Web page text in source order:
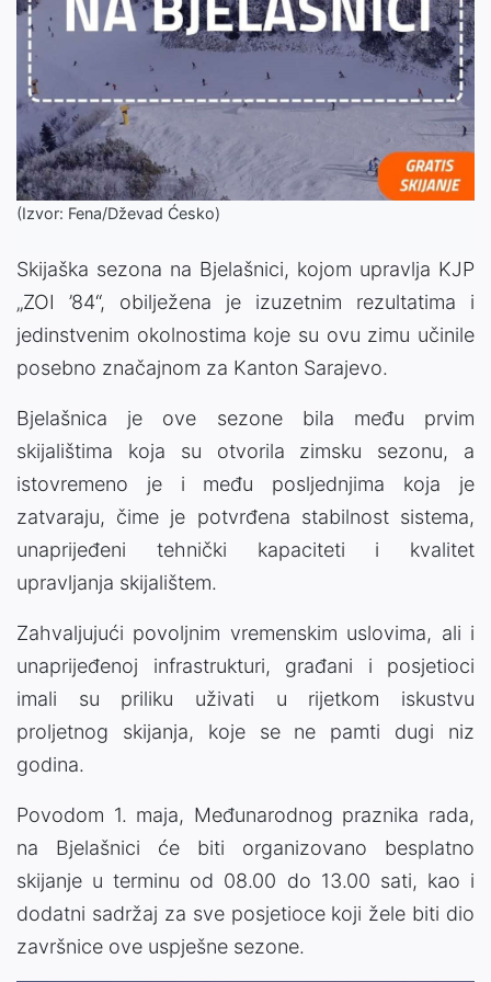
(Izvor: Fena/Dževad Ćesko)
Skijaška sezona na Bjelašnici, kojom upravlja KJP
„ZOI ’84“, obilježena je izuzetnim rezultatima i
jedinstvenim okolnostima koje su ovu zimu učinile
posebno značajnom za Kanton Sarajevo.
Bjelašnica je ove sezone bila među prvim
skijalištima koja su otvorila zimsku sezonu, a
istovremeno je i među posljednjima koja je
zatvaraju, čime je potvrđena stabilnost sistema,
unaprijeđeni tehnički kapaciteti i kvalitet
upravljanja skijalištem.
Zahvaljujući povoljnim vremenskim uslovima, ali i
unaprijeđenoj infrastrukturi, građani i posjetioci
imali su priliku uživati u rijetkom iskustvu
proljetnog skijanja, koje se ne pamti dugi niz
godina.
Povodom 1. maja, Međunarodnog praznika rada,
na Bjelašnici će biti organizovano besplatno
skijanje u terminu od 08.00 do 13.00 sati, kao i
dodatni sadržaj za sve posjetioce koji žele biti dio
završnice ove uspješne sezone.